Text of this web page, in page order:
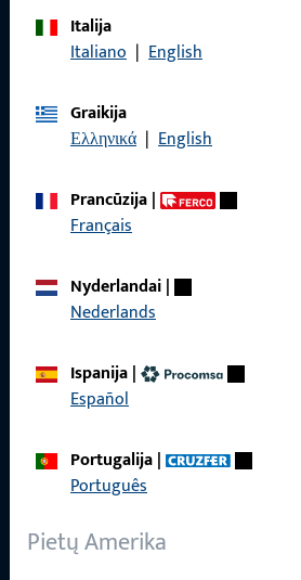
Paskambinkite mums
Italija
Italiano | English
Graikija
Ελληνικά | English
Prancūzija|
Français
Nyderlandai|
Nederlands
Ispanija|
Español
Portugalija|
Português
Pietų Amerika
Bendra informacija
Duomenų apsauga